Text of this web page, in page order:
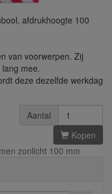
afdrukhoogte 100
van voorwerpen. Zij
mee.
deze dezelfde werkdag
Aantal
Kopen
zonlicht 100 mm